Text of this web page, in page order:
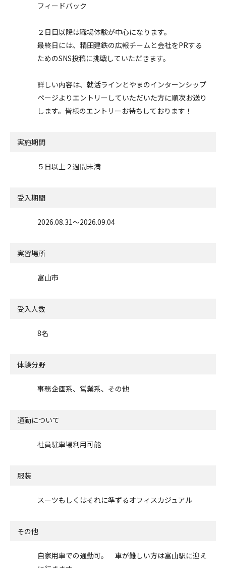
フィードバック
２日目以降は職場体験が中心になります。
最終日には、精田建鉄の広報チームと会社をPRする
ためのSNS投稿に挑戦していただきます。
詳しい内容は、就活ラインとやまのインターンシップ
ページよりエントリーしていただいた方に順次お送り
します。皆様のエントリーお待ちしております！
実施期間
５日以上２週間未満
受入期間
2026.08.31〜2026.09.04
実習場所
富山市
受入人数
8名
体験分野
事務企画系、営業系、その他
通勤について
社員駐車場利用可能
服装
スーツもしくはそれに準ずるオフィスカジュアル
その他
自家用車での通勤可。 車が難しい方は富山駅に迎え